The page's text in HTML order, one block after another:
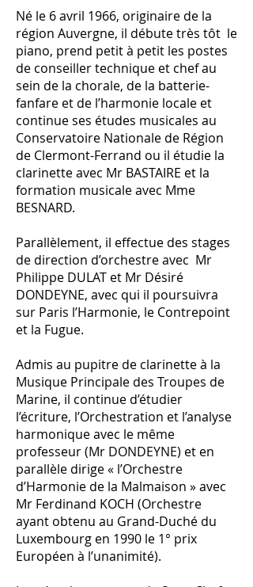
Né le 6 avril 1966, originaire de la
région Auvergne, il débute très tôt le
piano, prend petit à petit les postes
de conseiller technique et chef au
sein de la chorale, de la batterie-
fanfare et de l’harmonie locale et
continue ses études musicales au
Conservatoire Nationale de Région
de Clermont-Ferrand ou il étudie la
clarinette avec Mr BASTAIRE et la
formation musicale avec Mme
BESNARD.
Parallèlement, il effectue des stages
de direction d’orchestre avec Mr
Philippe DULAT et Mr Désiré
DONDEYNE, avec qui il poursuivra
sur Paris l’Harmonie, le Contrepoint
et la Fugue.
Admis au pupitre de clarinette à la
Musique Principale des Troupes de
Marine, il continue d’étudier
l’écriture, l’Orchestration et l’analyse
harmonique avec le même
professeur (Mr DONDEYNE) et en
parallèle dirige « l’Orchestre
d’Harmonie de la Malmaison » avec
Mr Ferdinand KOCH (Orchestre
ayant obtenu au Grand-Duché du
Luxembourg en 1990 le 1° prix
Européen à l’unanimité).